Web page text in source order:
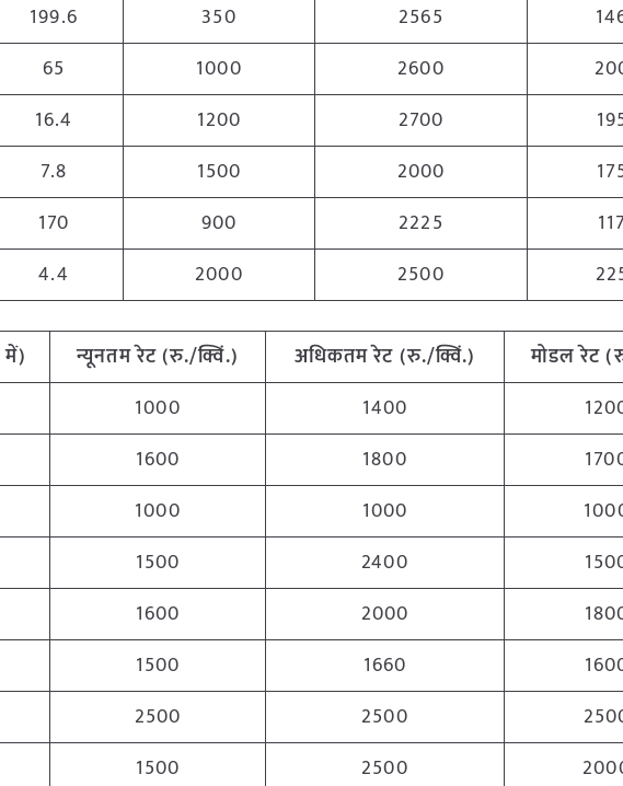
199.6 350 2565
65 1000 2600
16.4 1200 2700
7.8 1500 2000
170 900 2225
4.4 2000 2500
में) न्यूनतमरेट (रु./क्विं.) अधिकतमरेट (रु./क्विं.) मोडल रेट(
1000 1400
1600 1800
1000 1000
1500 2400
1600 2000
1500 1660
2500 2500
1500 2500